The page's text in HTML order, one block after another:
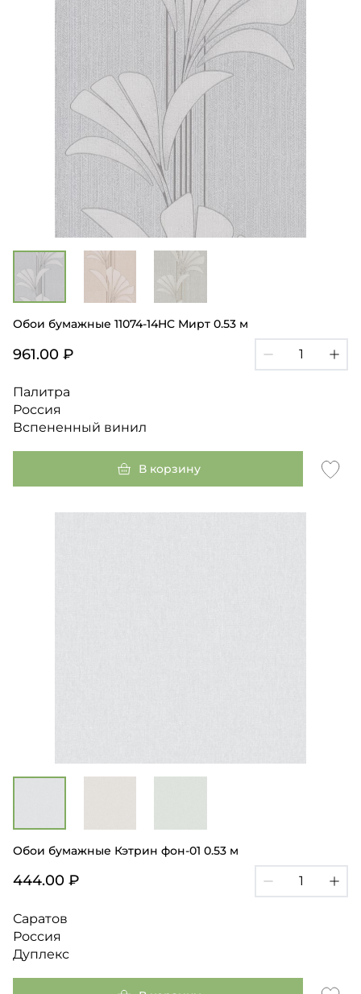
Обои бумажные 11074-14HC Мирт 0.53 м
961.00 ₽
Палитра
Россия
Вспененный винил
В корзину
Обои бумажные Кэтрин фон-01 0.53 м
444.00 ₽
Саратов
Россия
Дуплекс